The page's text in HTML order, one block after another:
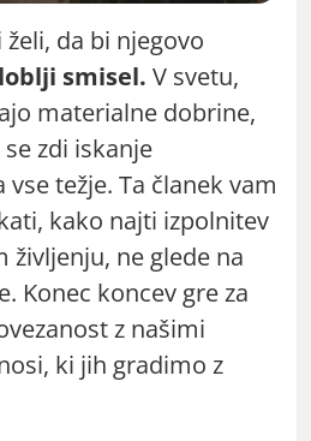
da bi njegovo
smisel. V svetu,
materialne dobrine,
zdi iskanje
težje. Ta članek vam
kako najti izpolnitev
življenju, ne glede na
Konec koncev gre za
z našimi
ki jih gradimo z